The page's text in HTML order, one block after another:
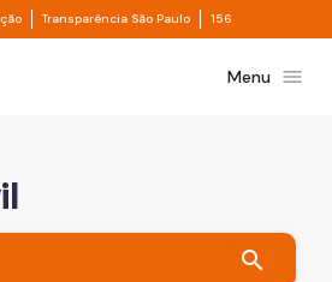
principal
Divisor de acesso à informação
Transparência São Paulo Divisor de
156
São PauloMenu menu
search